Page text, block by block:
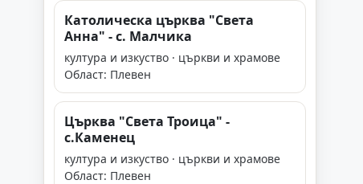
Католическа църква "Света
Анна" - с. Малчика
култура и изкуство · църкви и храмове
Област: Плевен
Църква "Света Троица" -
с.Каменец
култура и изкуство · църкви и храмове
Област: Плевен